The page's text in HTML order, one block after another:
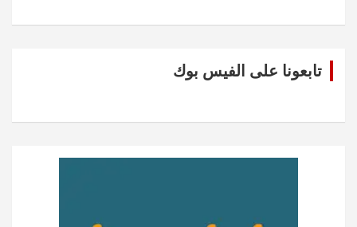
تابعونا على الفيس بوك